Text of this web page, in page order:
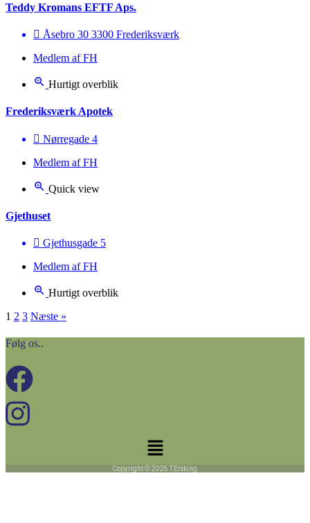
Teddy Kromans EFTF Aps.
Åsebro 30 3300 Frederiksværk
Medlem af FH
Hurtigt overblik
Frederiksværk Apotek
Nørregade 4
Medlem af FH
Quick view
Gjethuset
Gjethusgade 5
Medlem af FH
Hurtigt overblik
1 2 3 Næste »
Følg os..
Menu
Copyright © 2026 T.Ersking